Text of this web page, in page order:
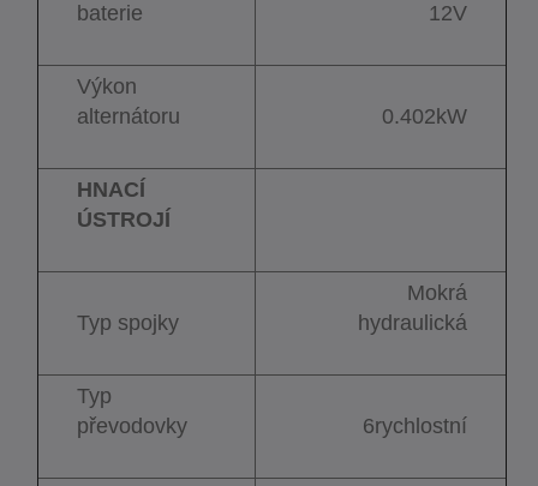
baterie
12V
Výkon
alternátoru
0.402kW
HNACÍ
ÚSTROJÍ
Typ spojky
Mokrá
hydraulická
Typ
převodovky
6rychlostní